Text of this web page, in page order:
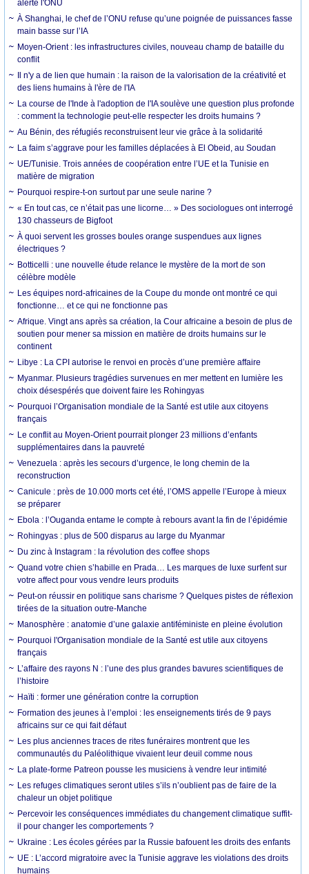
alerte l'ONU
À Shanghai, le chef de l’ONU refuse qu’une poignée de puissances fasse
main basse sur l’IA
Moyen-Orient : les infrastructures civiles, nouveau champ de bataille du
conflit
Il n'y a de lien que humain : la raison de la valorisation de la créativité et
des liens humains à l'ère de l'IA
La course de l'Inde à l'adoption de l'IA soulève une question plus profonde
: comment la technologie peut-elle respecter les droits humains ?
Au Bénin, des réfugiés reconstruisent leur vie grâce à la solidarité
La faim s’aggrave pour les familles déplacées à El Obeid, au Soudan
UE/Tunisie. Trois années de coopération entre l’UE et la Tunisie en
matière de migration
Pourquoi respire-t-on surtout par une seule narine ?
« En tout cas, ce n’était pas une licorne… » Des sociologues ont interrogé
130 chasseurs de Bigfoot
À quoi servent les grosses boules orange suspendues aux lignes
électriques ?
Botticelli : une nouvelle étude relance le mystère de la mort de son
célèbre modèle
Les équipes nord-africaines de la Coupe du monde ont montré ce qui
fonctionne… et ce qui ne fonctionne pas
Afrique. Vingt ans après sa création, la Cour africaine a besoin de plus de
soutien pour mener sa mission en matière de droits humains sur le
continent
Libye : La CPI autorise le renvoi en procès d’une première affaire
Myanmar. Plusieurs tragédies survenues en mer mettent en lumière les
choix désespérés que doivent faire les Rohingyas
Pourquoi l’Organisation mondiale de la Santé est utile aux citoyens
français
Le conflit au Moyen-Orient pourrait plonger 23 millions d’enfants
supplémentaires dans la pauvreté
Venezuela : après les secours d’urgence, le long chemin de la
reconstruction
Canicule : près de 10.000 morts cet été, l’OMS appelle l’Europe à mieux
se préparer
Ebola : l’Ouganda entame le compte à rebours avant la fin de l’épidémie
Rohingyas : plus de 500 disparus au large du Myanmar
Du zinc à Instagram : la révolution des coffee shops
Quand votre chien s’habille en Prada… Les marques de luxe surfent sur
votre affect pour vous vendre leurs produits
Peut-on réussir en politique sans charisme ? Quelques pistes de réflexion
tirées de la situation outre-Manche
Manosphère : anatomie d’une galaxie antiféministe en pleine évolution
Pourquoi l'Organisation mondiale de la Santé est utile aux citoyens
français
L’affaire des rayons N : l’une des plus grandes bavures scientifiques de
l’histoire
Haïti : former une génération contre la corruption
Formation des jeunes à l’emploi : les enseignements tirés de 9 pays
africains sur ce qui fait défaut
Les plus anciennes traces de rites funéraires montrent que les
communautés du Paléolithique vivaient leur deuil comme nous
La plate-forme Patreon pousse les musiciens à vendre leur intimité
Les refuges climatiques seront utiles s’ils n’oublient pas de faire de la
chaleur un objet politique
Percevoir les conséquences immédiates du changement climatique suffit-
il pour changer les comportements ?
Ukraine : Les écoles gérées par la Russie bafouent les droits des enfants
UE : L’accord migratoire avec la Tunisie aggrave les violations des droits
humains